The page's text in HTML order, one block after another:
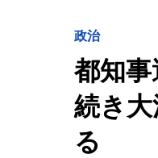
政治
都知
続き
る